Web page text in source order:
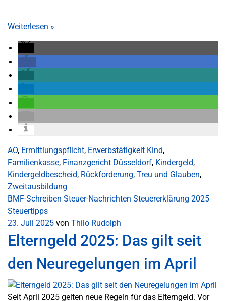
Weiterlesen »
AO, Ermittlungspflicht, Erwerbstätigkeit Kind,
Familienkasse, Finanzgericht Düsseldorf, Kindergeld,
Kindergeldbescheid, Rückforderung, Treu und Glauben,
Zweitausbildung
BMF-Schreiben Steuer-Nachrichten Steuererklärung 2025
Steuertipps
23. Juli 2025 von Thilo Rudolph
Elterngeld 2025: Das gilt seit
den Neuregelungen im April
Seit April 2025 gelten neue Regeln für das Elterngeld. Vor